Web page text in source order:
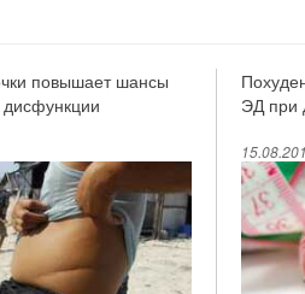
повышает шансы
дисфункции
ЭД при